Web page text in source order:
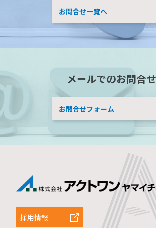
お問合せ一覧へ
メールでのお問合せ
お問合せフォーム
採用情報